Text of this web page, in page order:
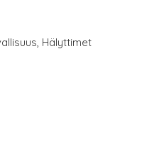
, Hälyttimet